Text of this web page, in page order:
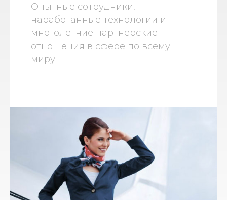
Опытные сотрудники,
наработанные технологии и
многолетние партнерские
отношения в сфере по всему
миру.